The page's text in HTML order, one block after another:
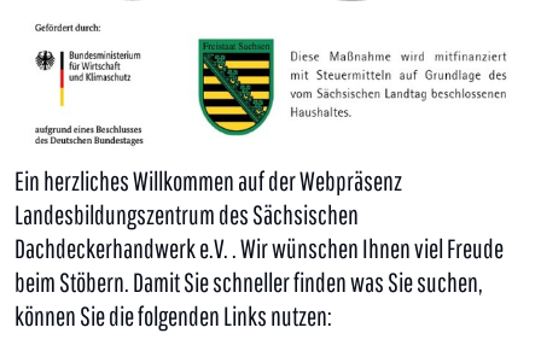
Ein herzliches Willkommen auf der Webpräsenz
Landesbildungszentrum des Sächsischen
Dachdeckerhandwerk e.V. . Wir wünschen Ihnen viel Freude
beim Stöbern. Damit Sie schneller finden was Sie suchen,
können Sie die folgenden Links nutzen: